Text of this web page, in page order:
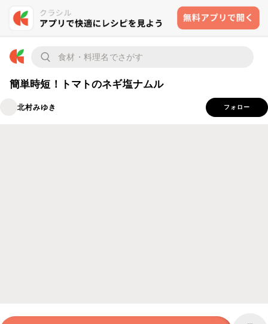
簡単時短！トマトのネギ塩ナムル
北村みゆき フォロー